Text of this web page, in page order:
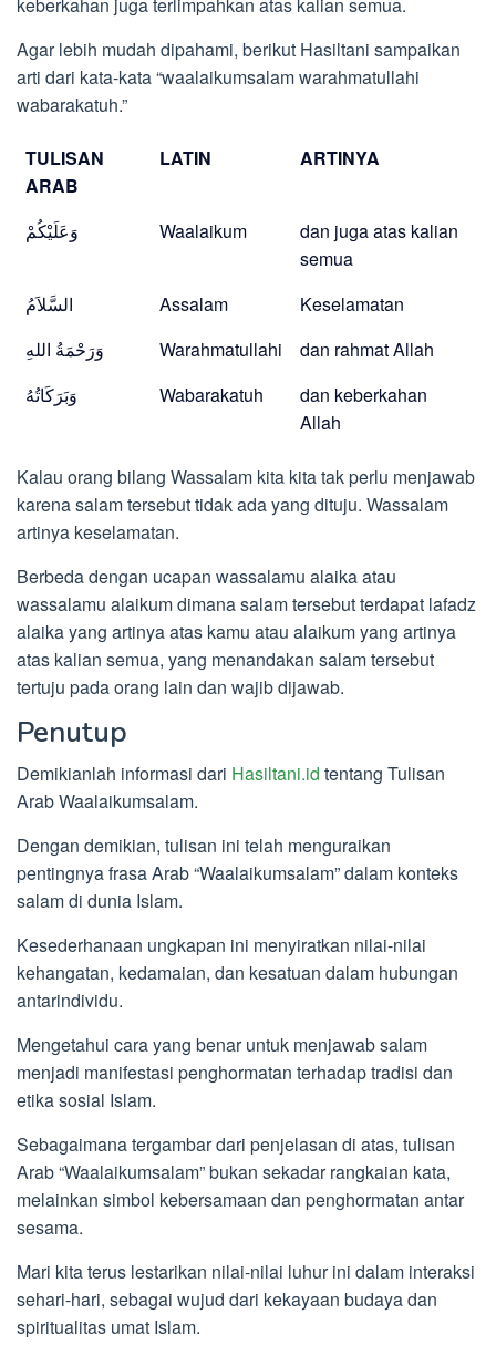
Agar lebih mudah dipahami, berikut Hasiltani sampaikan
arti dari kata-kata “waalaikumsalam warahmatullahi
wabarakatuh.”
TULISAN
ARAB
LATIN ARTINYA
وَعَلَيْكُمْ Waalaikum
dan juga atas kalian
semua
السَّلاَمُ
Assalam
Keselamatan
وَرَحْمَةُ اللهِ
Warahmatullahi
dan rahmat Allah
وَبَرَكَاتُهُ
Wabarakatuh
dan keberkahan
Allah
Kalau orang bilang Wassalam kita kita tak perlu menjawab
karena salam tersebut tidak ada yang dituju. Wassalam
artinya keselamatan.
Berbeda dengan ucapan wassalamu alaika atau
wassalamu alaikum dimana salam tersebut terdapat lafadz
alaika yang artinya atas kamu atau alaikum yang artinya
atas kalian semua, yang menandakan salam tersebut
tertuju pada orang lain dan wajib dijawab.
Penutup
Demikianlah informasi dari Hasiltani.id tentang Tulisan
Arab Waalaikumsalam.
Dengan demikian, tulisan ini telah menguraikan
pentingnya frasa Arab “Waalaikumsalam” dalam konteks
salam di dunia Islam.
Kesederhanaan ungkapan ini menyiratkan nilai-nilai
kehangatan, kedamaian, dan kesatuan dalam hubungan
antarindividu.
Mengetahui cara yang benar untuk menjawab salam
menjadi manifestasi penghormatan terhadap tradisi dan
etika sosial Islam.
Sebagaimana tergambar dari penjelasan di atas, tulisan
Arab “Waalaikumsalam” bukan sekadar rangkaian kata,
melainkan simbol kebersamaan dan penghormatan antar
sesama.
Mari kita terus lestarikan nilai-nilai luhur ini dalam interaksi
sehari-hari, sebagai wujud dari kekayaan budaya dan
spiritualitas umat Islam.